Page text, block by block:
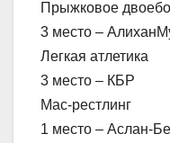
Прыжковое
3 место –
Легкая атлетика
3 место – КБР
Мас-рестлинг
1 место – Аслан-